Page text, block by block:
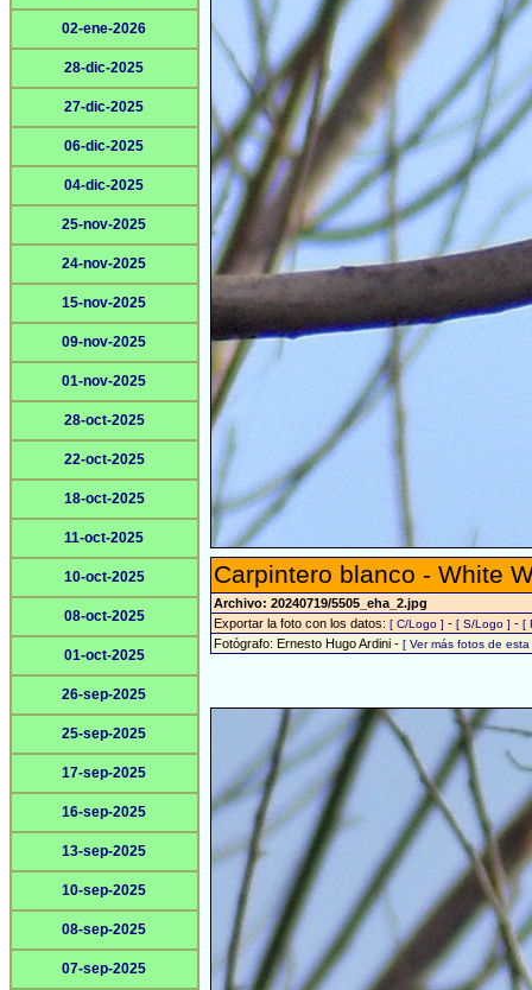
02-ene-2026
28-dic-2025
27-dic-2025
06-dic-2025
04-dic-2025
25-nov-2025
24-nov-2025
15-nov-2025
09-nov-2025
01-nov-2025
28-oct-2025
22-oct-2025
18-oct-2025
11-oct-2025
10-oct-2025
08-oct-2025
01-oct-2025
26-sep-2025
25-sep-2025
17-sep-2025
16-sep-2025
13-sep-2025
10-sep-2025
08-sep-2025
07-sep-2025
Carpintero blanco - White
Archivo: 20240719/5505_eha_2.jpg
Exportar la foto con los datos: [ C/Logo ] - [ S/Logo ] - [
Fotógrafo: Ernesto Hugo Ardini - [ Ver más fotos de